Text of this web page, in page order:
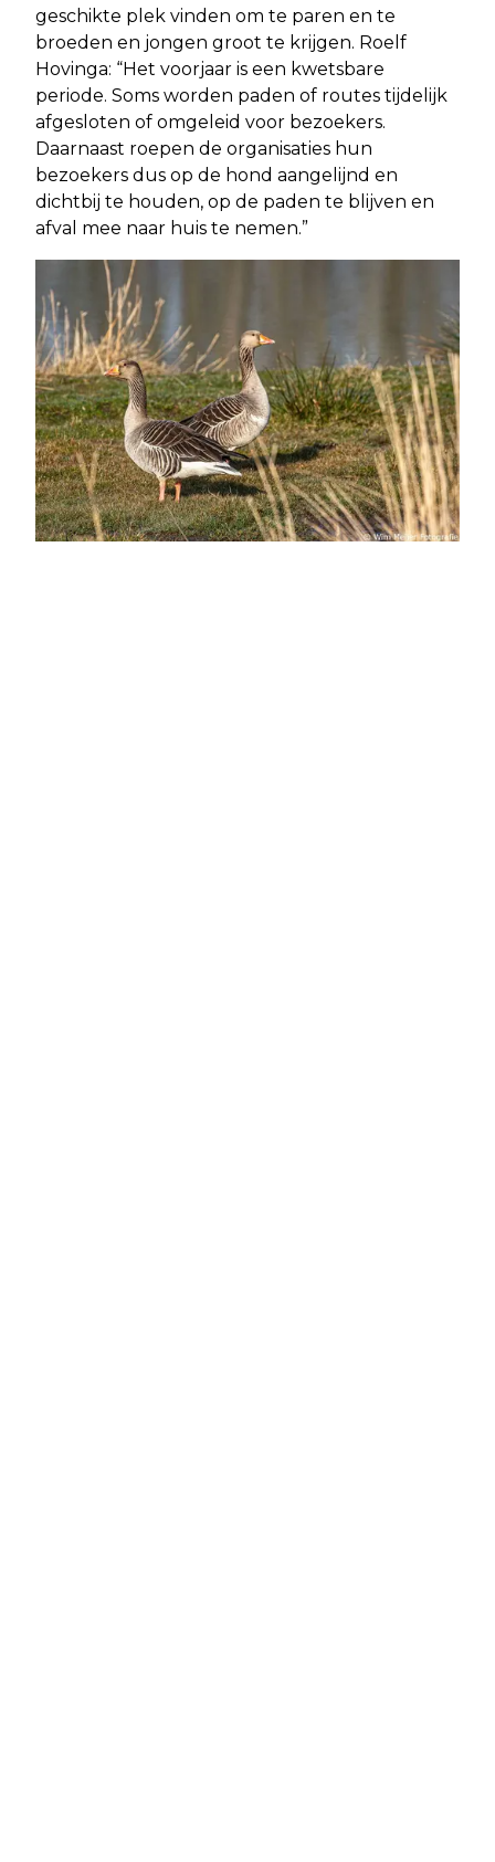
geschikte plek vinden om te paren en te
broeden en jongen groot te krijgen. Roelf
Hovinga: “Het voorjaar is een kwetsbare
periode. Soms worden paden of routes tijdelijk
afgesloten of omgeleid voor bezoekers.
Daarnaast roepen de organisaties hun
bezoekers dus op de hond aangelijnd en
dichtbij te houden, op de paden te blijven en
afval mee naar huis te nemen.”